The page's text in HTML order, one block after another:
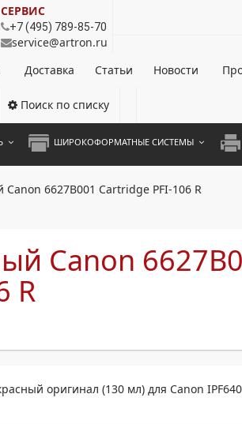
СЕРВИС
+7 (495) 789-85-70
service@artron.ru
Доставка Статьи Новости
Поиск по списку
ШИРОКОФОРМАТНЫЕ СИСТЕМЫ
А4
6627B001 Cartridge PFI-106 R
Canon
R
оригинал (130 мл) для Canon